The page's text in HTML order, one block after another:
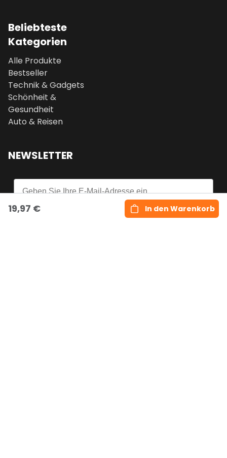
Beliebteste
Kategorien
Alle Produkte
Bestseller
Technik & Gadgets
Schönheit &
Gesundheit
Auto & Reisen
NEWSLETTER
Email
19,97 € In den Warenkorb